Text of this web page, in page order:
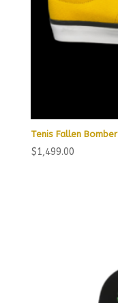
Tenis Fallen Bomber
$1,499.00